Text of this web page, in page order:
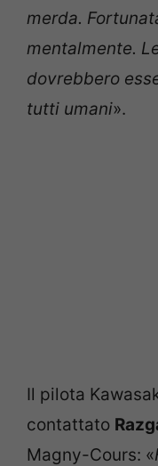
merda.
mentalmente.
dovrebbero
tutti umani».
Il pilota
contattato
Magny-Cours: «